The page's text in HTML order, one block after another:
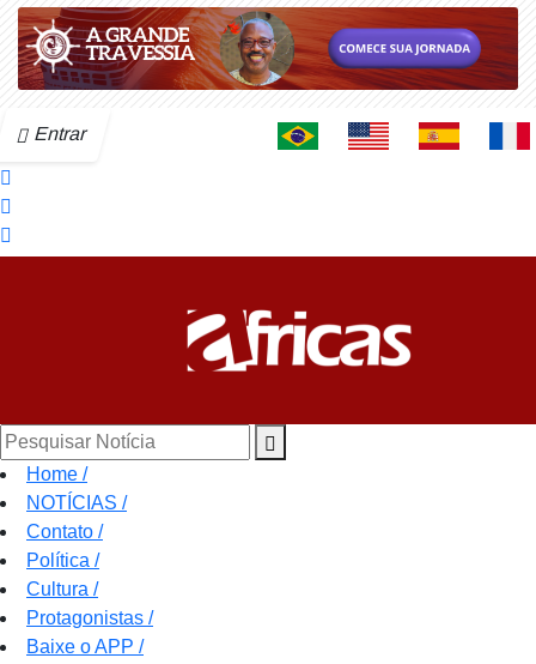
Entrar
Pesquisar Notícia
Home /
NOTÍCIAS /
Contato /
Política /
Cultura /
Protagonistas /
Baixe o APP /